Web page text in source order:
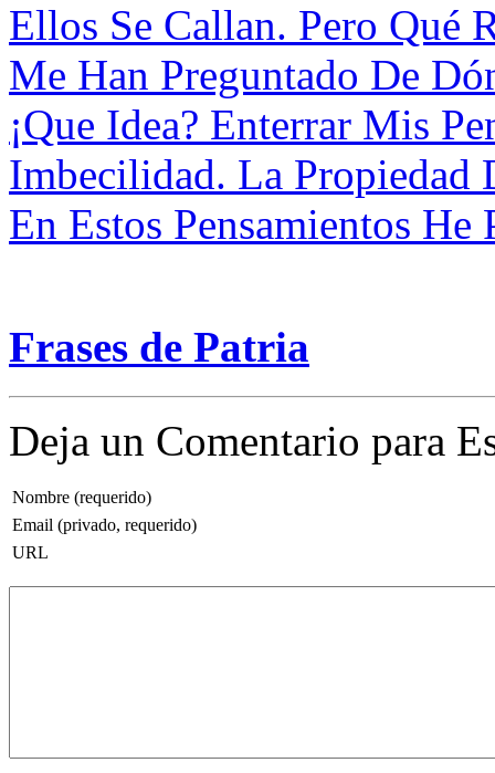
Ellos Se Callan. Pero Qué
Me Han Preguntado De
¡Que Idea? Enterrar Mis
Imbecilidad. La Propiedad
En Estos Pensamientos
Frases de Patria
Deja un Comentario para
Nombre (requerido)
Email (privado, requerido)
URL